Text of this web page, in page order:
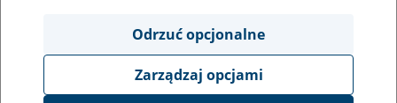
Ukryj wszystkie pozycje bazy
Odrzuć opcjonalne
Zarządzaj opcjami